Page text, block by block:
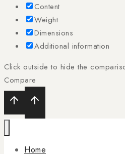
Content
Weight
Dimensions
Additional information
Click outside to hide the
Compare
Home